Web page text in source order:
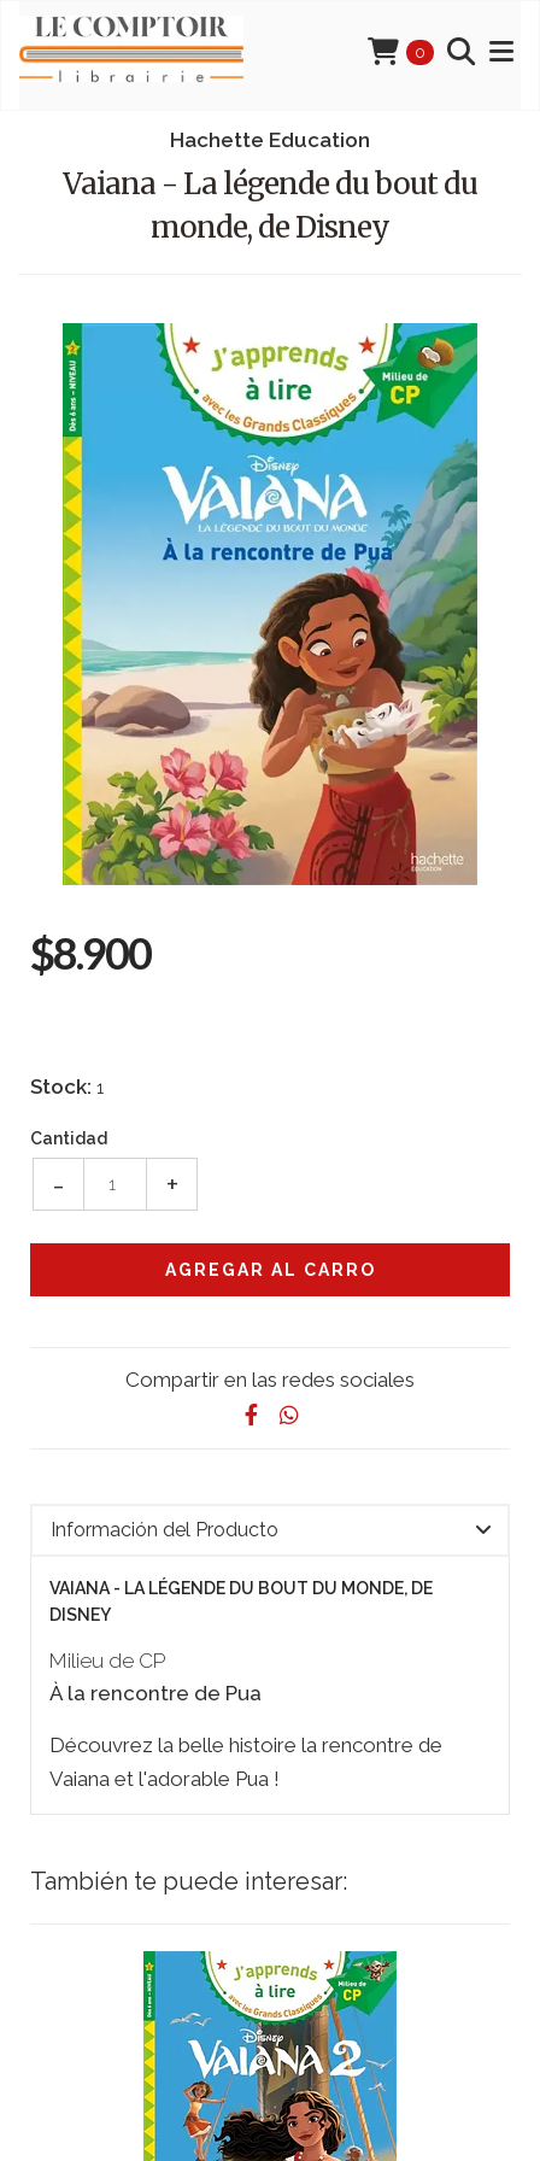
0
Hachette Education
Vaiana - La légende du bout du
monde, de Disney
$8.900
Stock: 1
Cantidad
- +
Compartir en las redes sociales
Información del Producto
VAIANA - LA LÉGENDE DU BOUT DU MONDE, DE
DISNEY
Milieu de CP
À la rencontre de Pua
Découvrez la belle histoire la rencontre de
Vaiana et l'adorable Pua !
También te puede interesar: